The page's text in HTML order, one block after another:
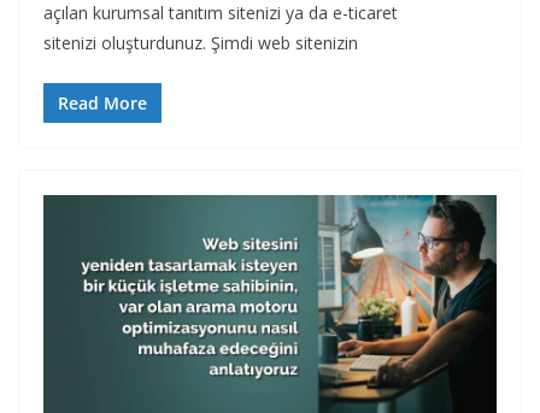
açılan kurumsal tanıtım sitenizi ya da e-ticaret
sitenizi oluşturdunuz. Şimdi web sitenizin
Read More